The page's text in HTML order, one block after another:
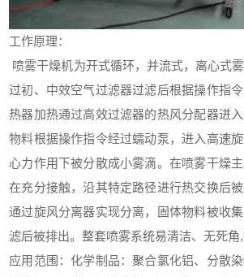
工作原理：
喷雾干燥机为开式循环，并流式，离心式
过初、中效空气过滤器过滤后根据操作指
热器加热通过高效过滤器的热风分配器进
物料根据操作指令经过蠕动泵，进入高速
心力作用下被分散成小雾滴。在喷雾干燥主
在充分接触，沿其特定路径进行热交换后
通过旋风分离器实现分离，固体物料被收
滤后被排出。整套喷雾系统易清洁、无死
应用范围：化学制品：聚合氯化铝、分散